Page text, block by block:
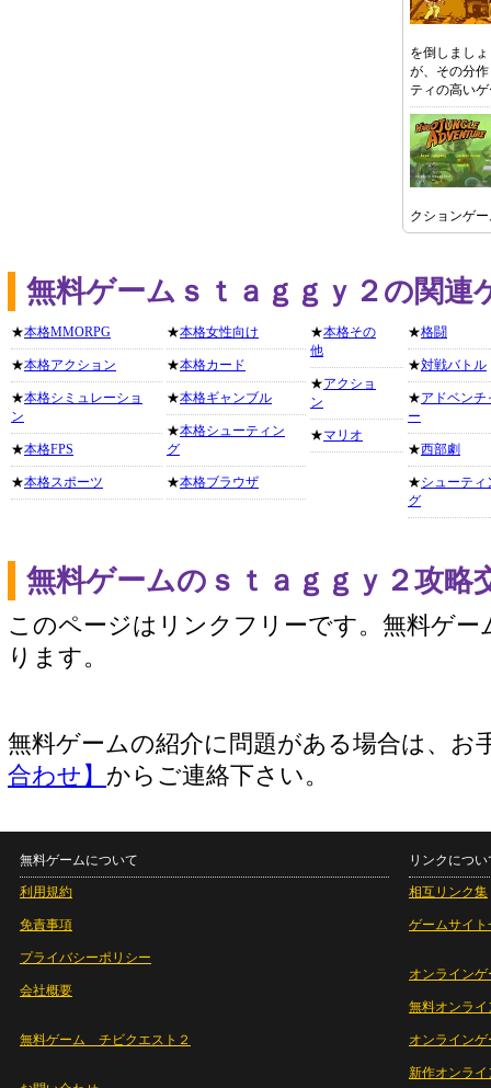
を倒しまし
が、その分
ティの高い
クションゲ
無料ゲームｓｔａｇｇｙ２の関連
★本格MMORPG
★本格アクション
★本格シミュレーショ
ン
★本格FPS
★本格スポーツ
★本格女性向け
★本格カード
★本格ギャンブル
★本格シューティン
グ
★本格ブラウザ
★本格その
他
★アクショ
ン
★マリオ
★格闘
★対戦バトル
★アドベンチ
ー
★西部劇
★シューティ
グ
無料ゲームのｓｔａｇｇｙ２攻略
このページはリンクフリーです。無料ゲー
ります。
無料ゲームの紹介に問題がある場合は、お
合わせ】 からご連絡下さい。
無料ゲームについて
利用規約
免責事項
プライバシーポリシー
会社概要
無料ゲーム チビクエスト２
リンクについ
相互リンク集
ゲームサイト
オンラインゲ
無料オンライ
オンライン
新作オンライ